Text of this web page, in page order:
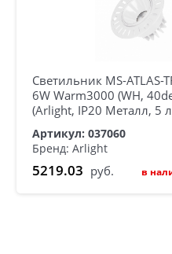
Светильник MS-ATLAS-
6W Warm3000 (WH,
(Arlight, IP20 Металл, 5
Артикул: 037060
Бренд: Arlight
5219.03 руб. в